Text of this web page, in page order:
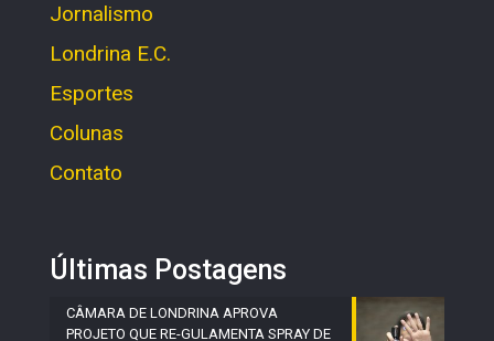
Jornalismo
Londrina E.C.
Esportes
Colunas
Contato
Últimas Postagens
CÂMARA DE LONDRINA APROVA
PROJETO QUE RE-GULAMENTA SPRAY DE